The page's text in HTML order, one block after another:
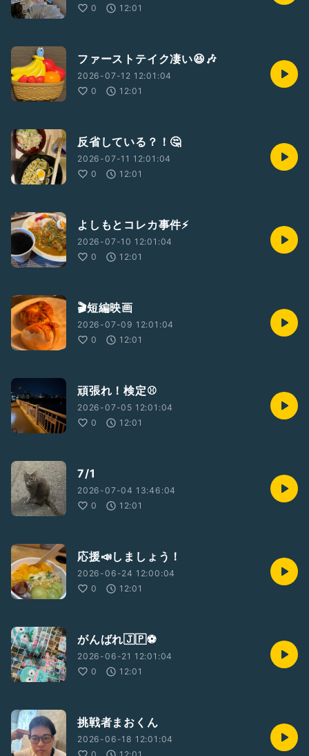
0
12:01
ファーストテイク凄い😆🎶
2026-07-12 12:01:04
0
12:01
反省している？！🤔
2026-07-11 12:01:04
0
12:01
よしもとコレカ事件⚡️
2026-07-10 12:01:04
0
12:01
🎬短編映画
2026-07-09 12:01:04
0
12:01
頑張れ！検定⚾️
2026-07-05 12:01:04
0
12:01
7/1
2026-07-04 13:46:04
0
12:01
応援📣しましょう！
2026-06-24 12:00:04
0
12:01
がんばれ🇯🇵⚽️
2026-06-21 12:01:04
0
12:01
挑戦者まおくん
2026-06-18 12:01:04